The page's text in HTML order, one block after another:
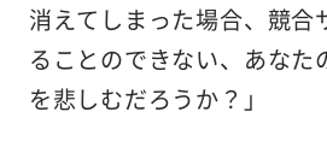
消えてしまった場合、競合
ることのできない、あなた
を悲しむだろうか？」